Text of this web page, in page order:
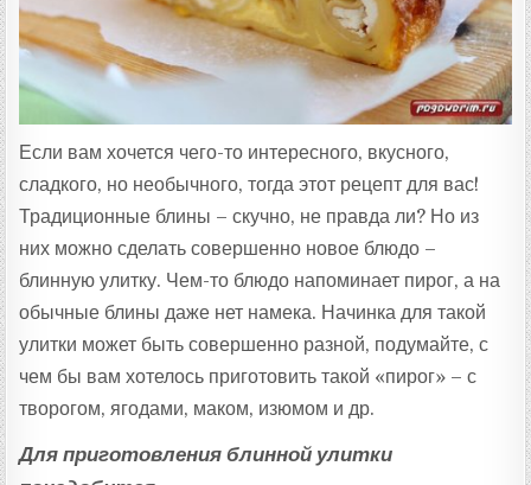
Если вам хочется чего-то интересного, вкусного,
сладкого, но необычного, тогда этот рецепт для вас!
Традиционные блины – скучно, не правда ли? Но из
них можно сделать совершенно новое блюдо –
блинную улитку. Чем-то блюдо напоминает пирог, а на
обычные блины даже нет намека. Начинка для такой
улитки может быть совершенно разной, подумайте, с
чем бы вам хотелось приготовить такой «пирог» – с
творогом, ягодами, маком, изюмом и др.
Для приготовления блинной улитки